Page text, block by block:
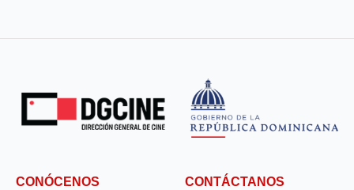
CONÓCENOS CONTÁCTANOS